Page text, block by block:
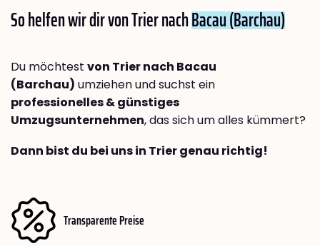
So helfen wir dir von Trier nachBacau (Barchau)
Du möchtest von Trier nach Bacau
(Barchau) umziehen und suchst ein
professionelles & günstiges
Umzugsunternehmen, das sich um alles kümmert?
Dann bist du bei uns in Trier genau richtig!
Transparente Preise